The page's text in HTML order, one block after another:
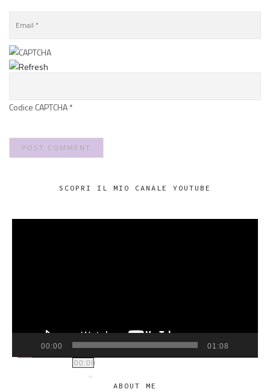
Codice CAPTCHA*
SCOPRI IL MIO CANALE YOUTUBE
VIDEO
00:00
00:00
01:08
ABOUT ME